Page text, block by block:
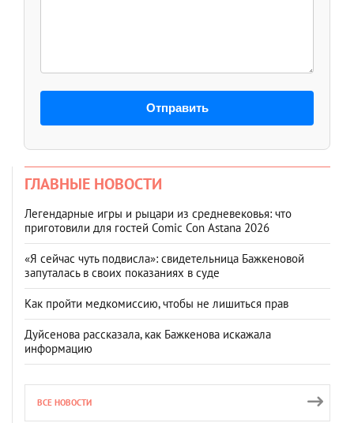
Отправить
ГЛАВНЫЕ НОВОСТИ
Легендарные игры и рыцари из средневековья: что
приготовили для гостей Comic Con Astana 2026
«Я сейчас чуть подвисла»: свидетельница Бажкеновой
запуталась в своих показаниях в суде
Как пройти медкомиссию, чтобы не лишиться прав
Дуйсенова рассказала, как Бажкенова искажала
информацию
ВСЕ НОВОСТИ